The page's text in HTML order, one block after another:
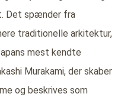
Det spænder fra
traditionelle arkitektur,
mest kendte
Murakami, der skaber
og beskrives som